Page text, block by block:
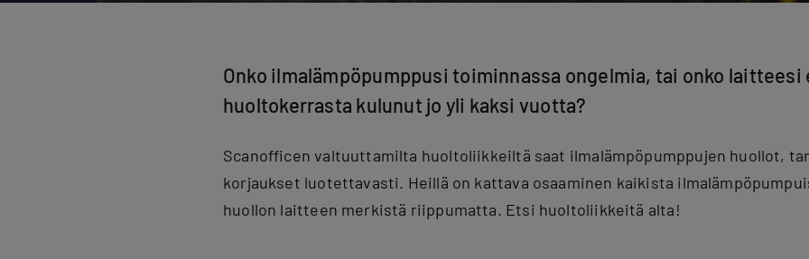
Onko ilmalämpöpumppusi toiminnassa ongelmia, tai onko
huoltokerrasta kulunut jo yli kaksi vuotta?
Scanofficen valtuuttamilta huoltoliikkeiltä saat ilmalämpöpumppujen huollot,
korjaukset luotettavasti. Heillä on kattava osaaminen kaikista
huollon laitteen merkistä riippumatta. Etsi huoltoliikkeitä alta!